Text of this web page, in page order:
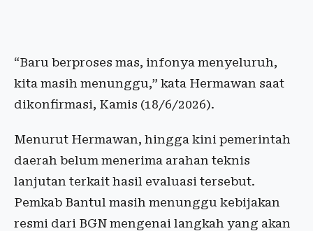
“Baru berproses mas, infonya menyeluruh,
kita masih menunggu,” kata Hermawan saat
dikonfirmasi, Kamis (18/6/2026).
Menurut Hermawan, hingga kini pemerintah
daerah belum menerima arahan teknis
lanjutan terkait hasil evaluasi tersebut.
Pemkab Bantul masih menunggu kebijakan
resmi dari BGN mengenai langkah yang akan